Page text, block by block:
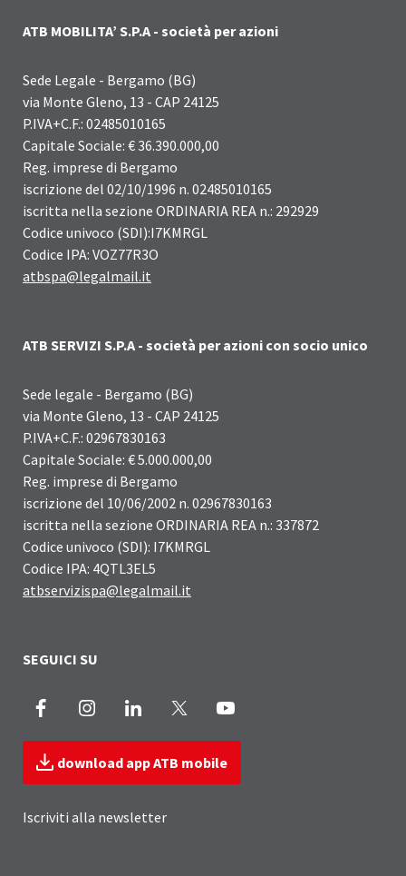
ATB MOBILITA’ S.P.A - società per azioni
Sede Legale - Bergamo (BG)
via Monte Gleno, 13 - CAP 24125
P.IVA+C.F.: 02485010165
Capitale Sociale: € 36.390.000,00
Reg. imprese di Bergamo
iscrizione del 02/10/1996 n. 02485010165
iscritta nella sezione ORDINARIA REA n.: 292929
Codice univoco (SDI):I7KMRGL
Codice IPA: VOZ77R3O
atbspa@legalmail.it
ATB SERVIZI S.P.A - società per azioni con socio unico
Sede legale - Bergamo (BG)
via Monte Gleno, 13 - CAP 24125
P.IVA+C.F.: 02967830163
Capitale Sociale: € 5.000.000,00
Reg. imprese di Bergamo
iscrizione del 10/06/2002 n. 02967830163
iscritta nella sezione ORDINARIA REA n.: 337872
Codice univoco (SDI): I7KMRGL
Codice IPA: 4QTL3EL5
atbservizispa@legalmail.it
SEGUICI SU
Facebook InstagramLinkedIn
download app ATB mobile
Iscriviti alla newsletter